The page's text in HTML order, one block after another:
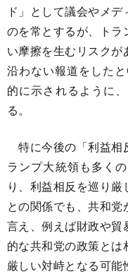
ド」として議会やメ
のを常とするが、トラ
い摩擦を生むリスク
沿わない報道をした
的に示されるように
る。
特に今後の「利益相
ランプ大統領も多く
り、利益相反を巡り
との関係でも、共和
言え、例えば財政や
的な共和党の政策とは
厳しい対峙となる可